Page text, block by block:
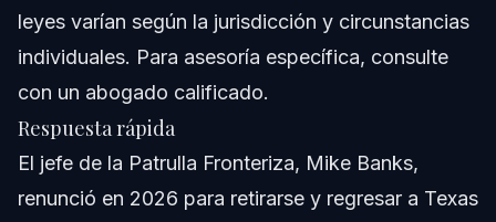
Acerca de Vasquez Law Firm
Confianza y experiencia del abogado
Fuentes y referencias
leyes varían según la jurisdicción y circunstancias
individuales. Para asesoría específica, consulte
con un abogado calificado.
Respuesta rápida
El jefe de la Patrulla Fronteriza, Mike Banks,
renunció en 2026 para retirarse y regresar a Texas